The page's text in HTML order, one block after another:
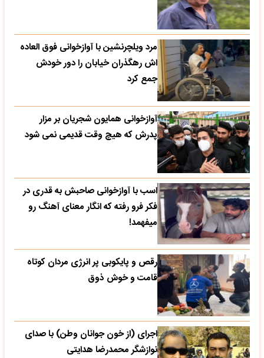
مرد ویلچرنشین با آوازخوانی فوق العاده
اش رهگذران خیابان را دور خودش
جمع کرد
آوازخوانی همایون شجریان بر مزار
پدرش که هیچ وقت قدیمی نمی شود
اسب با آوازخوانی صاحبش به قدری در
فکر فرو رفته که انگار معنای آهنگ رو
میفهمد!
رقص و پایکوبی پر انرژی مردان کوتاه
قامت و خوش ذوق
اجرای (از خون جوانان وطن) با صدای
نوازشگر محمدرضا هدایتی